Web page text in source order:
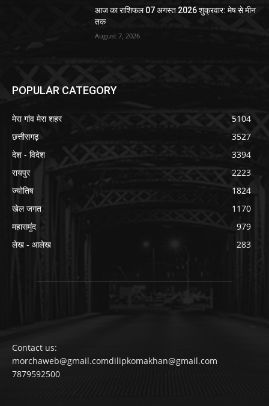
आज का राशिफल 07 अगस्त 2026 शुक्रवार: मेष से मीन
तक
August 7, 2026
POPULAR CATEGORY
मेरा गांव मेरा शहर
5104
छत्तीसगढ़
3527
देश - विदेश
3394
रायपुर
2223
ज्योतिष
1824
खेल जगत
1170
महासमुंद
979
लेख - आलेख
283
Contact us:
morchaweb@gmail.comdilipkomakhan@gmail.com
7879592500